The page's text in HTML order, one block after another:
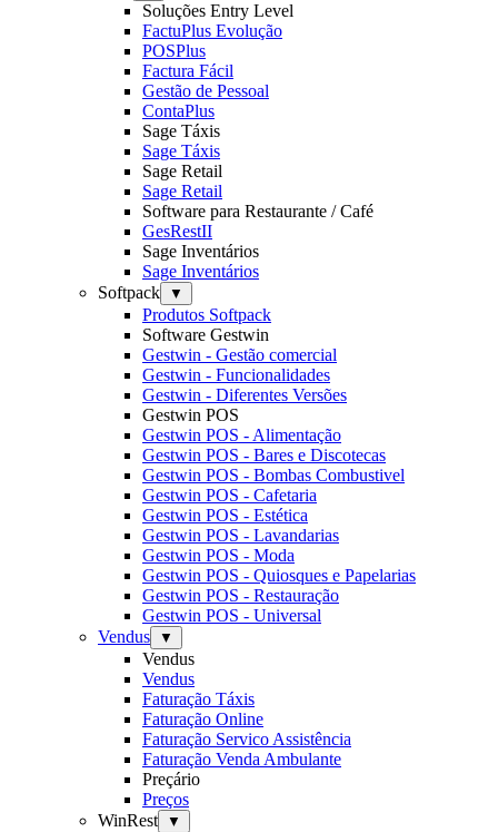
Soluções Entry Level
FactuPlus Evolução
POSPlus
Factura Fácil
Gestão de Pessoal
ContaPlus
Sage Táxis
Sage Táxis
Sage Retail
Sage Retail
Software para Restaurante / Café
GesRestII
Sage Inventários
Sage Inventários
Softpack
▼
Produtos Softpack
Software Gestwin
Gestwin - Gestão comercial
Gestwin - Funcionalidades
Gestwin - Diferentes Versões
Gestwin POS
Gestwin POS - Alimentação
Gestwin POS - Bares e Discotecas
Gestwin POS - Bombas Combustivel
Gestwin POS - Cafetaria
Gestwin POS - Estética
Gestwin POS - Lavandarias
Gestwin POS - Moda
Gestwin POS - Quiosques e Papelarias
Gestwin POS - Restauração
Gestwin POS - Universal
Vendus
▼
Vendus
Vendus
Faturação Táxis
Faturação Online
Faturação Servico Assistência
Faturação Venda Ambulante
Preçário
Preços
WinRest
▼